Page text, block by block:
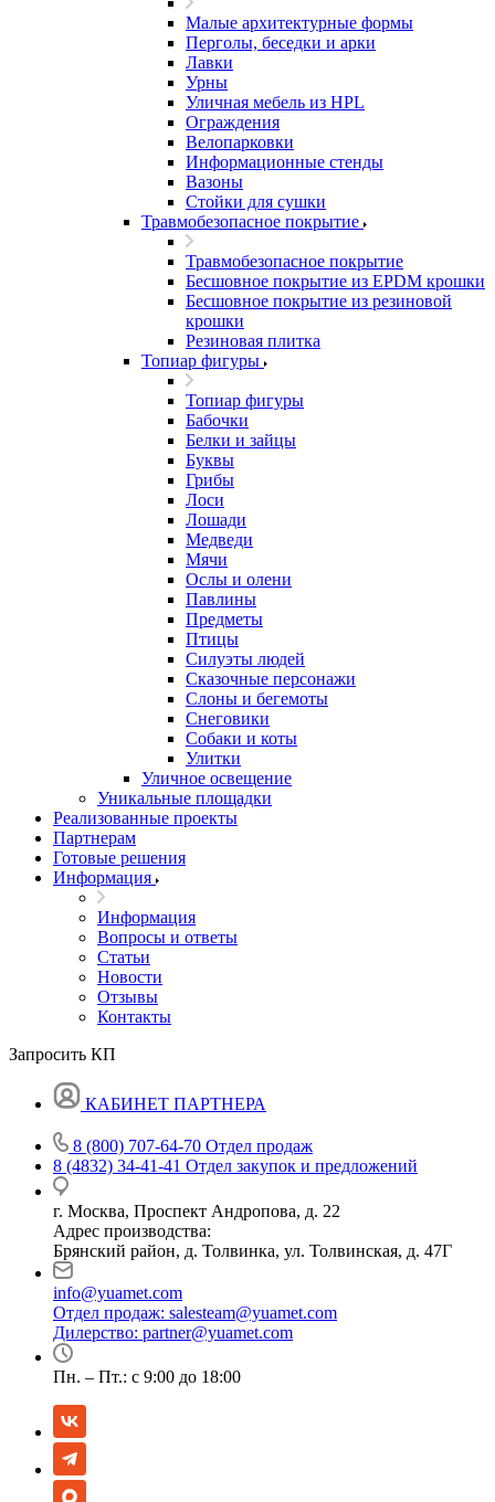
Малые архитектурные формы
Перголы, беседки и арки
Лавки
Урны
Уличная мебель из HPL
Ограждения
Велопарковки
Информационные стенды
Вазоны
Стойки для сушки
Травмобезопасное покрытие
Травмобезопасное покрытие
Бесшовное покрытие из EPDM крошки
Бесшовное покрытие из резиновой
крошки
Резиновая плитка
Топиар фигуры
Топиар фигуры
Бабочки
Белки и зайцы
Буквы
Грибы
Лоси
Лошади
Медведи
Мячи
Ослы и олени
Павлины
Предметы
Птицы
Силуэты людей
Сказочные персонажи
Слоны и бегемоты
Снеговики
Собаки и коты
Улитки
Уличное освещение
Уникальные площадки
Реализованные проекты
Партнерам
Готовые решения
Информация
Информация
Вопросы и ответы
Статьи
Новости
Отзывы
Контакты
Запросить КП
КАБИНЕТ ПАРТНЕРА
8 (800) 707-64-70 Отдел продаж
8 (4832) 34-41-41 Отдел закупок и предложений
г. Москва, Проспект Андропова, д. 22
Адрес производства:
Брянский район, д. Толвинка, ул. Толвинская, д. 47Г
info@yuamet.com
Отдел продаж: salesteam@yuamet.com
Дилерство: partner@yuamet.com
Пн. – Пт.: с 9:00 до 18:00